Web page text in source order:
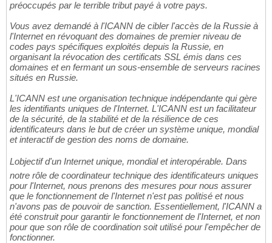
préoccupés par le terrible tribut payé à votre pays.
Vous avez demandé à l'ICANN de cibler l'accès de la Russie à
l'Internet en révoquant des domaines de premier niveau de
codes pays spécifiques exploités depuis la Russie, en
organisant la révocation des certificats SSL émis dans ces
domaines et en fermant un sous-ensemble de serveurs racines
situés en Russie.
L'ICANN est une organisation technique indépendante qui gère
les identifiants uniques de l'Internet. L'ICANN est un facilitateur
de la sécurité, de la stabilité et de la résilience de ces
identificateurs dans le but de créer un système unique, mondial
et interactif de gestion des noms de domaine.
Lobjectif d'un Internet unique, mondial et interopérable. Dans
notre rôle de coordinateur technique des identificateurs uniques
pour l'Internet, nous prenons des mesures pour nous assurer
que le fonctionnement de l'Internet n'est pas politisé et nous
n'avons pas de pouvoir de sanction. Essentiellement, l'ICANN a
été construit pour garantir le fonctionnement de l'Internet, et non
pour que son rôle de coordination soit utilisé pour l'empêcher de
fonctionner.